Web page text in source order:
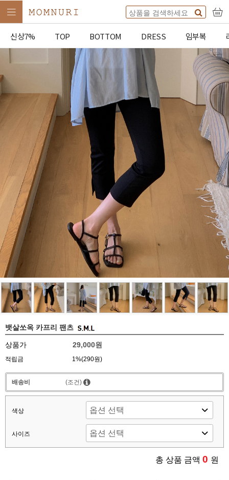
신상7% TOP BOTTOM DRESS 임부복
뱃살쏘옥 카프리 팬츠
상품가 29,000원
적립금 1%(290원)
배송비 (조건)
색상
사이즈
총 상품 금액 0 원